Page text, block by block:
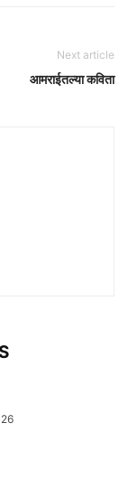
Next article
आमराईतल्या कविता